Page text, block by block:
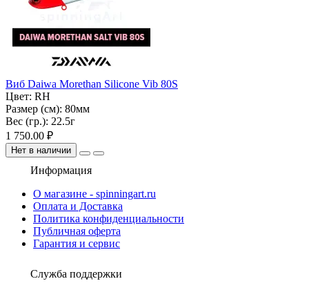
Виб Daiwa Morethan Silicone Vib 80S
Цвет: RH
Размер (см): 80мм
Вес (гр.): 22.5г
1 750.00 ₽
Нет в наличии
Информация
О магазине - spinningart.ru
Оплата и Доставка
Политика конфиденциальности
Публичная оферта
Гарантия и сервис
Служба поддержки